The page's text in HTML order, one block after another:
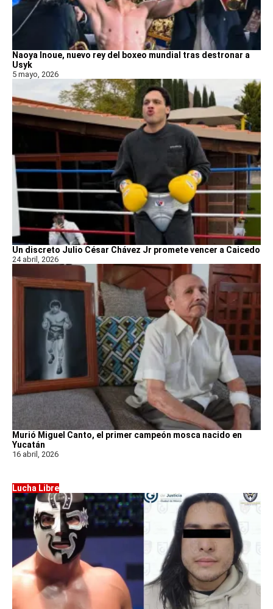
Naoya Inoue, nuevo rey del boxeo mundial tras destronar a
Usyk
5 mayo, 2026
Un discreto Julio César Chávez Jr promete vencer a Caicedo
24 abril, 2026
Murió Miguel Canto, el primer campeón mosca nacido en
Yucatán
16 abril, 2026
Lucha Libre